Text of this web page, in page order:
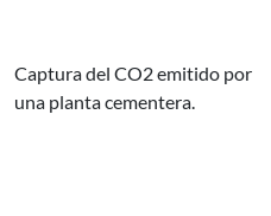
Captura del CO2 emitido por
una planta cementera.